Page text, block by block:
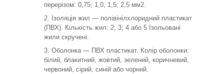
перерізом: 0,75; 1,0; 1,5; 2,5 мм2.
Ізоляція жил — полівінілхлоридний пластикат
(ПВХ). Кількість жил: 2; 3; 4 або 5 Ізольовані
жили скручені.
Оболонка — ПВХ пластикат. Колір оболонки:
білий, блакитний, жовтий, зелений, коричневий,
червоний, сірий, синій або чорний.